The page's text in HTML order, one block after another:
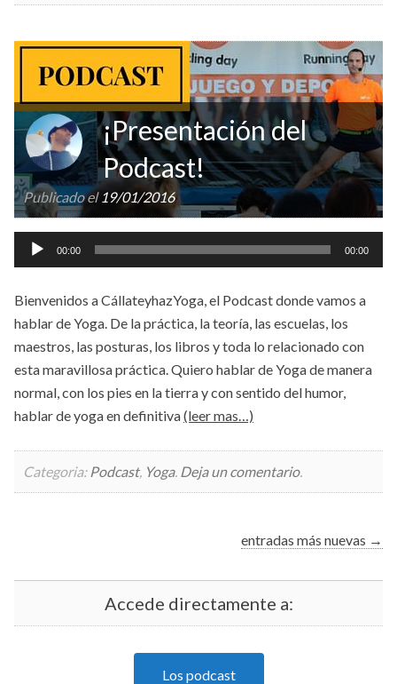
¡Presentación del
Podcast!
Publicado el 19/01/2016
Reproductor
de
00:00 00:00
Bienvenidos a CállateyhazYoga, el Podcast donde vamos a
hablar de Yoga. De la práctica, la teoría, las escuelas, los
maestros, las posturas, los libros y toda lo relacionado con
esta maravillosa práctica. Quiero hablar de Yoga de manera
normal, con los pies en la tierra y con sentido del humor,
hablar de yoga en definitiva(leer mas…)
Categoria: Podcast, Yoga. Deja un comentario.
navigation
entradas más nuevas →
Accede directamente a:
Los podcast